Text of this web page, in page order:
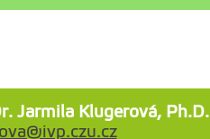
Jarmila Klugerová, Ph.D.